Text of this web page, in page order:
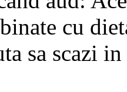
cu
sa scazi